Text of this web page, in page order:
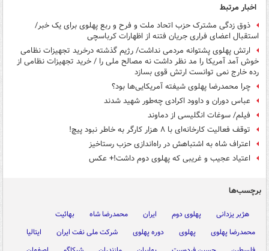
اخبار مرتبط
ذوق زدگی مشترک حزب اتحاد ملت و فرح و ربع پهلوی برای یک خبر/
استقبال اعضای فراری جریان فتنه از اظهارات کرباسچی
ارتش پهلوی پشتوانه مردمی نداشت/ رژیم گذشته درخرید تجهیزات نظامی
خوش آمد آمریکا را مد نظر داشت نه مصالح ملی را / خرید تجهیزات نظامی از
رده خارج نمی توانست ارتش قوی بسازد
چرا محمدرضا پهلوی شیفته آمریکایی‌ها بود؟
عباس دوران و داوود اکرادی چه‌طور شهید شدند
فیلم/ سوغات انگلیسی از دماوند
توقف فعالیت کارخانه‌ای با ۸ هزار کارگر به خاطر نبود پیچ!
اعتراف شاه به اشتباهش در راه‌اندازی حزب رستاخیز
اعتیاد عجیب و غریبی که پهلوی دوم داشت!+ عکس
برچسب‌ها
هژبر یزدانی پهلوی دوم ایران محمدرضا شاه
بهائیت
محمدرضا پهلوی
پهلوی دوره پهلوی شرکت ملی نفت ایران
ایتالیا